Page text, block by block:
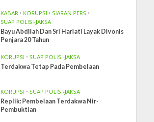
KABAR • KORUPSI • SIARAN PERS •
SUAP POLISI-JAKSA
Bayu Abdilah Dan Sri Hariati Layak Divonis
Penjara 20 Tahun
KORUPSI • SUAP POLISI-JAKSA
Terdakwa Tetap Pada Pembelaan
KORUPSI • SUAP POLISI-JAKSA
Replik: Pembelaan Terdakwa Nir-
Pembuktian